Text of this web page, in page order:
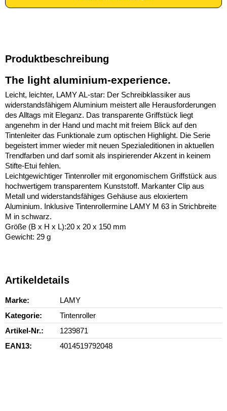
Produktbeschreibung
The light aluminium-experience.
Leicht, leichter, LAMY AL-star: Der Schreibklassiker aus
widerstandsfähigem Aluminium meistert alle Herausforderungen
des Alltags mit Eleganz. Das transparente Griffstück liegt
angenehm in der Hand und macht mit freiem Blick auf den
Tintenleiter das Funktionale zum optischen Highlight. Die Serie
begeistert immer wieder mit neuen Spezialeditionen in aktuellen
Trendfarben und darf somit als inspirierender Akzent in keinem
Stifte-Etui fehlen.
Leichtgewichtiger Tintenroller mit ergonomischem Griffstück aus
hochwertigem transparentem Kunststoff. Markanter Clip aus
Metall und widerstandsfähiges Gehäuse aus eloxiertem
Aluminium. Inklusive Tintenrollermine LAMY M 63 in Strichbreite
M in schwarz.
Größe (B x H x L):20 x 20 x 150 mm
Gewicht: 29 g
Artikeldetails
Marke
LAMY
Kategorie
Tintenroller
Artikel-Nr.
1239871
EAN13
4014519792048